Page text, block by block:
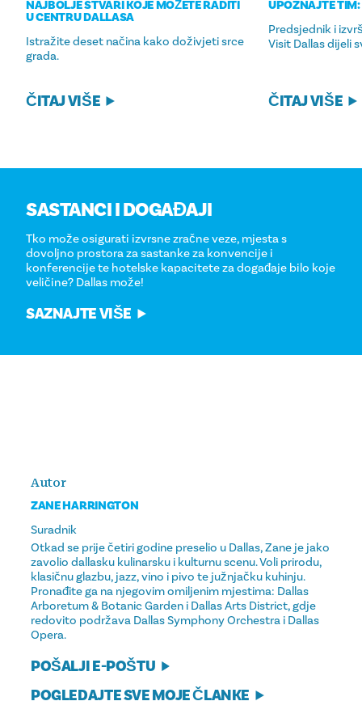
NAJBOLJE STVARI KOJE MOŽETE RADITI
U CENTRU DALLASA
Istražite deset načina kako doživjeti srce
grada.
ČITAJ VIŠE
UPOZNAJTE
Predsjednik i
Visit Dallas dijeli
ČITAJ VIŠE
SASTANCI I DOGAĐAJI
Tko može osigurati izvrsne zračne veze, mjesta s
dovoljno prostora za sastanke za konvencije i
konferencije te hotelske kapacitete za događaje bilo koje
veličine? Dallas može!
SAZNAJTE VIŠE
Autor
ZANE HARRINGTON
Suradnik
Otkad se prije četiri godine preselio u Dallas, Zane je jako
zavolio dallasku kulinarsku i kulturnu scenu. Voli prirodu,
klasičnu glazbu, jazz, vino i pivo te južnjačku kuhinju.
Pronađite ga na njegovim omiljenim mjestima: Dallas
Arboretum & Botanic Garden i Dallas Arts District, gdje
redovito podržava Dallas Symphony Orchestra i Dallas
Opera.
POŠALJI E-POŠTU
POGLEDAJTE SVE MOJE ČLANKE